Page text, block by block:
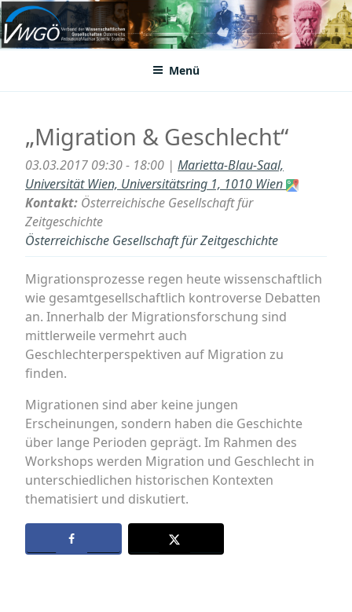
Zum
Inhalt
springenVWGÖ
Federation of Austrian Scientific Societies
Menü
„Migration & Geschlecht“
03.03.2017 09:30 - 18:00 | Marietta-Blau-Saal,
Universität Wien, Universitätsring 1, 1010 Wien
Kontakt: Österreichische Gesellschaft für
Zeitgeschichte
Österreichische Gesellschaft für Zeitgeschichte
Migrationsprozesse regen heute wissenschaftlich
wie gesamtgesellschaftlich kontroverse Debatten
an. Innerhalb der Migrationsforschung sind
mittlerweile vermehrt auch
Geschlechterperspektiven auf Migration zu
finden.
Migrationen sind aber keine jungen
Erscheinungen, sondern haben die Geschichte
über lange Perioden geprägt. Im Rahmen des
Workshops werden Migration und Geschlecht in
unterschiedlichen historischen Kontexten
thematisiert und diskutiert.